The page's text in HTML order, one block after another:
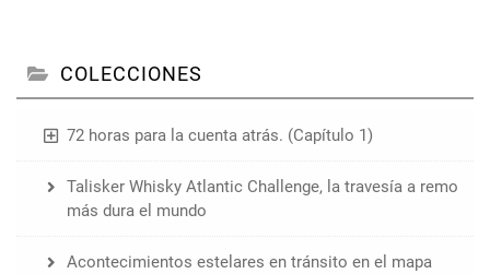
COLECCIONES
72 horas para la cuenta atrás. (Capítulo 1)
Talisker Whisky Atlantic Challenge, la travesía a remo
más dura el mundo
Acontecimientos estelares en tránsito en el mapa